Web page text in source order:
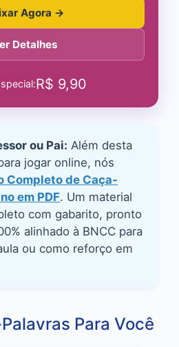
Agora →
Detalhes
R$ 9,90
ou Pai: Além desta
jogar online, nós
Completo de Caça-
em PDF. Um material
com gabarito, pronto
alinhado à BNCC para
ou como reforço em
Para Você